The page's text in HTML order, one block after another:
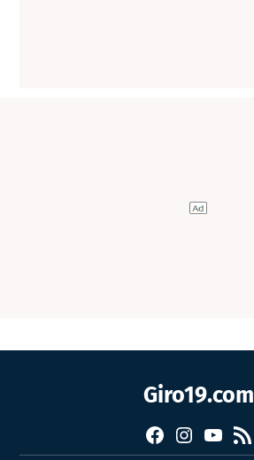
Giro19.com
Facebook
Instagram
YouTube
RSS